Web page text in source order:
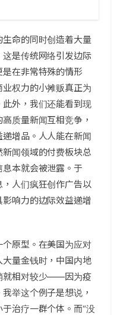
命的同时创造着大量
是传统网络引发边际
在非常特殊的情形
权力的小摊贩真正为
外，我们还能看到现
质量新闻互相竞争，
增品。人人能在新闻
闻领域的付费板块总
本就会被泄露。于
人们疯狂创作广告以
响力的边际效益递增
原型。在美国为应对
量金钱时，中国内地
就相对较少——因为疫
举这个例子是想说，
治疗一群个体。而“没